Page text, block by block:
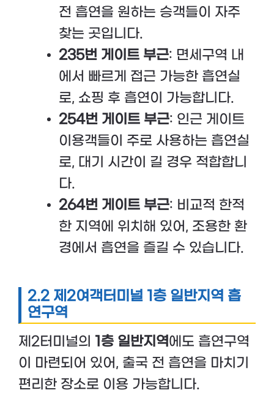
전 흡연을 원하는 승객들이 자주
찾는 곳입니다.
235번 게이트 부근: 면세구역 내
에서 빠르게 접근 가능한 흡연실
로, 쇼핑 후 흡연이 가능합니다.
254번 게이트 부근: 인근 게이트
이용객들이 주로 사용하는 흡연실
로, 대기 시간이 길 경우 적합합니
다.
264번 게이트 부근: 비교적 한적
한 지역에 위치해 있어, 조용한 환
경에서 흡연을 즐길 수 있습니다.
2.2 제2여객터미널 1층 일반지역 흡
연구역
제2터미널의 1층 일반지역에도 흡연구역
이 마련되어 있어, 출국 전 흡연을 마치기
편리한 장소로 이용 가능합니다.